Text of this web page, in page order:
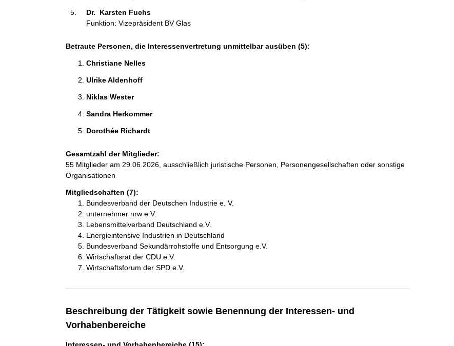
Dr.  Karsten Fuchs
Funktion: Vizepräsident BV Glas
Betraute Personen, die Interessenvertretung unmittelbar ausüben (5):
Christiane Nelles
Ulrike Aldenhoff
Niklas Wester
Sandra Herkommer
Dorothée Richardt
Gesamtzahl der Mitglieder:
55 Mitglieder am 29.06.2026, ausschließlich juristische Personen, Personengesellschaften oder sonstige
Organisationen
Mitgliedschaften (7):
Bundesverband der Deutschen Industrie e. V.
unternehmer nrw e.V.
Lebensmittelverband Deutschland e.V.
Energieintensive Industrien in Deutschland
Bundesverband Sekundärrohstoffe und Entsorgung e.V.
Wirtschaftsrat der CDU e.V.
Wirtschaftsforum der SPD e.V.
Beschreibung der Tätigkeit sowie Benennung der Interessen- und
Vorhabenbereiche